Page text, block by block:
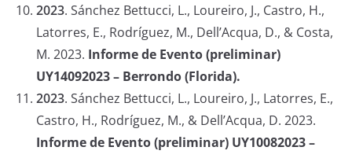
2023. Sánchez Bettucci, L., Loureiro, J., Castro, H.,
Latorres, E., Rodríguez, M., Dell’Acqua, D., & Costa,
M. 2023. Informe de Evento (preliminar)
UY14092023 – Berrondo (Florida).
2023. Sánchez Bettucci, L., Loureiro, J., Latorres, E.,
Castro, H., Rodríguez, M., & Dell’Acqua, D. 2023.
Informe de Evento (preliminar) UY10082023 –